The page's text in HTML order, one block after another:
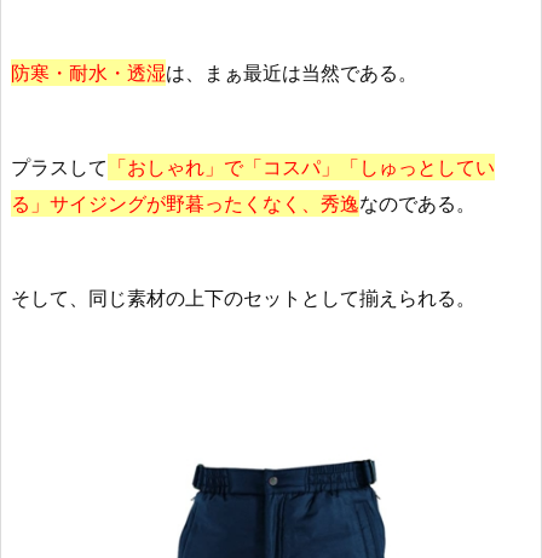
防寒・耐水・透湿は、まぁ最近は当然である。
プラスして 「おしゃれ」で「コスパ」「しゅっとしてい
る」サイジングが野暮ったくなく、秀逸なのである。
そして、同じ素材の上下のセットとして揃えられる。